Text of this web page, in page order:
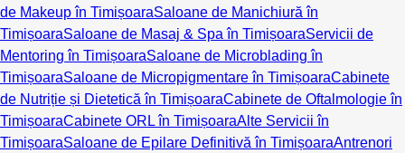
de Makeup în TimișoaraSaloane de Manichiură în
TimișoaraSaloane de Masaj & Spa în TimișoaraServicii de
Mentoring în TimișoaraSaloane de Microblading în
TimișoaraSaloane de Micropigmentare în TimișoaraCabinete
de Nutriție și Dietetică în TimișoaraCabinete de Oftalmologie în
TimișoaraCabinete ORL în TimișoaraAlte Servicii în
TimișoaraSaloane de Epilare Definitivă în TimișoaraAntrenori